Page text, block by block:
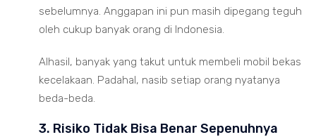
sebelumnya. Anggapan ini pun masih dipegang teguh
oleh cukup banyak orang di Indonesia.
Alhasil, banyak yang takut untuk membeli mobil bekas
kecelakaan. Padahal, nasib setiap orang nyatanya
beda-beda.
3. Risiko Tidak Bisa Benar Sepenuhnya